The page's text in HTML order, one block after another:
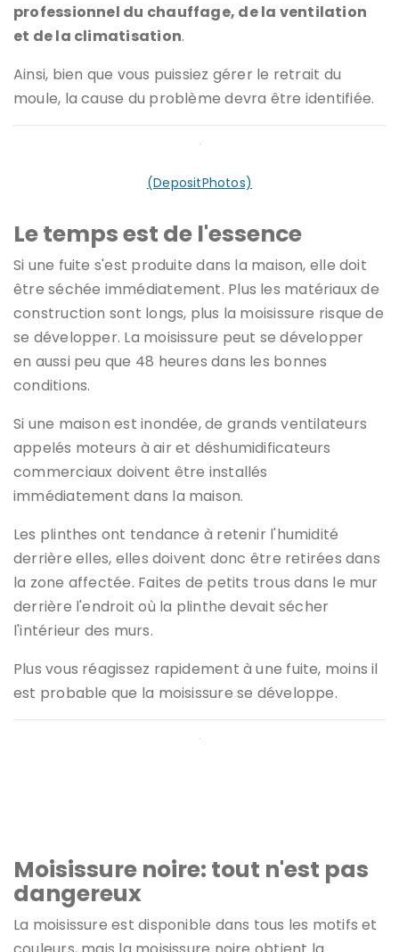
professionnel du chauffage, de la ventilation
et de la climatisation.
Ainsi, bien que vous puissiez gérer le retrait du
moule, la cause du problème devra être identifiée.
(DepositPhotos)
Le temps est de l'essence
Si une fuite s'est produite dans la maison, elle doit
être séchée immédiatement. Plus les matériaux de
construction sont longs, plus la moisissure risque de
se développer. La moisissure peut se développer
en aussi peu que 48 heures dans les bonnes
conditions.
Si une maison est inondée, de grands ventilateurs
appelés moteurs à air et déshumidificateurs
commerciaux doivent être installés
immédiatement dans la maison.
Les plinthes ont tendance à retenir l'humidité
derrière elles, elles doivent donc être retirées dans
la zone affectée. Faites de petits trous dans le mur
derrière l'endroit où la plinthe devait sécher
l'intérieur des murs.
Plus vous réagissez rapidement à une fuite, moins il
est probable que la moisissure se développe.
Moisissure noire: tout n'est pas
dangereux
La moisissure est disponible dans tous les motifs et